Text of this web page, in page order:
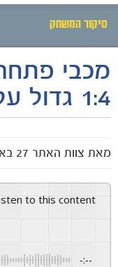
סיקור המשחק
אירועי המשחק
סיקור המשחק
מכבי
1:4 גדול על אשדוד
מאת צוות האתר 27 באוגוסט , 2023
to this content
-:--